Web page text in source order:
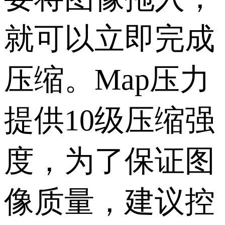
就可以立即完成
压缩。Map压力
提供10级压缩强
度，为了保证图
像质量，建议控